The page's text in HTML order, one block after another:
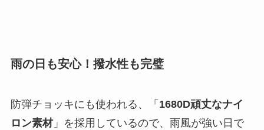
雨の日も安心！撥水性も完璧
防弾チョッキにも使われる、「 1680D頑丈なナイ
ロン素材」を採用しているので、雨風が強い日で